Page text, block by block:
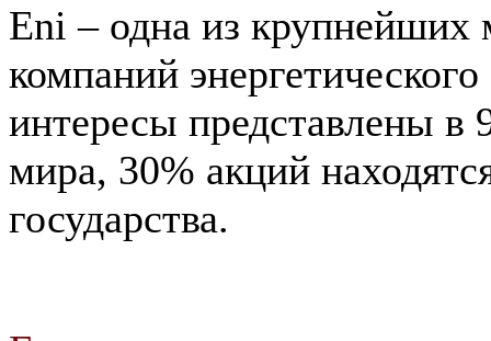
Eni – одна из крупнейших
компаний
интересы представлены в
мира, 30% акций
государства.